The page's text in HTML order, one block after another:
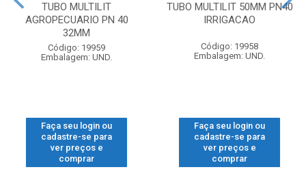
TUBO MULTILIT
AGROPECUARIO PN 40
32MM
Código: 19959
Embalagem: UND.
Faça seu login ou
cadastre-se para
ver preços e
comprar
TUBO MULTILIT 50MM PN40
IRRIGACAO
Código: 19958
Embalagem: UND.
Faça seu login ou
cadastre-se para
ver preços e
comprar